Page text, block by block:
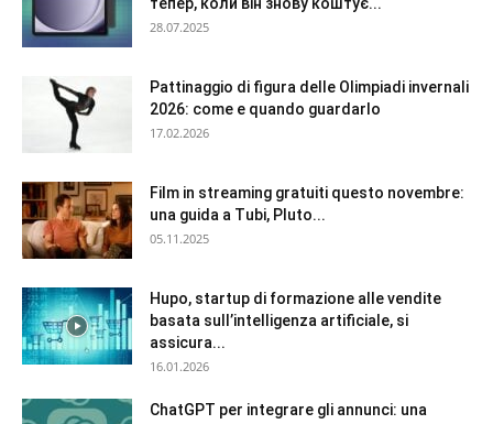
28.07.2025
Pattinaggio di figura delle Olimpiadi invernali
2026: come e quando guardarlo
17.02.2026
Film in streaming gratuiti questo novembre:
una guida a Tubi, Pluto...
05.11.2025
Hupo, startup di formazione alle vendite
basata sull’intelligenza artificiale, si
assicura...
16.01.2026
ChatGPT per integrare gli annunci: una